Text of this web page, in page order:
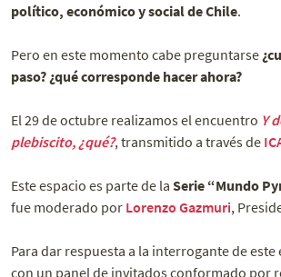
político, económico y social de Chile.
Pero en este momento cabe preguntarse
paso? ¿qué corresponde hacer ahora?
El 29 de octubre realizamos el encuentro Y
plebiscito, ¿qué?, transmitido a través de
Este espacio es parte de la Serie “Mundo
fue moderado por Lorenzo Gazmuri,
Para dar respuesta a la interrogante de
con un panel de invitados conformado por